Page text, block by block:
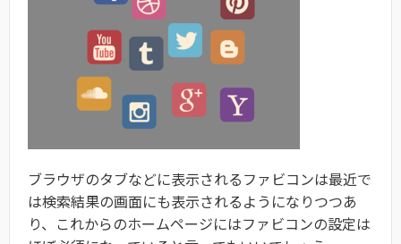
ブラウザのタブなどに表示されるファビコンは最近で
は検索結果の画面にも表示されるようになりつつあ
り、これからのホームページにはファビコンの設定は